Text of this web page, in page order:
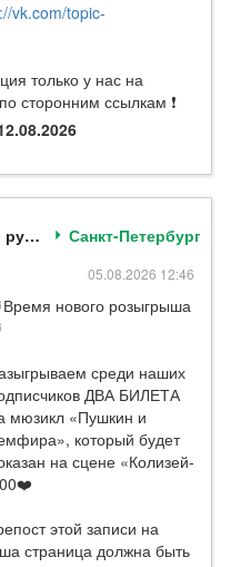
vk.com/topic-
только у нас на
сторонним ссылкам ❗️
«АлеКо» — театр русского мюзикла Санкт-Петербург
05.08.2026 12:46
нового розыгрыша
среди наших
ДВА БИЛЕТА
мюзикл «Пушкин и
который будет
на сцене «Колизей-
этой записи на
страница должна быть